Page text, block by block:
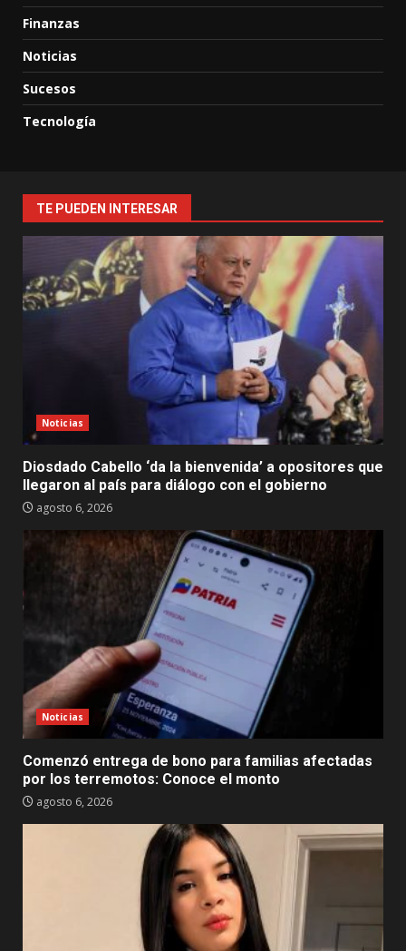
Finanzas
Noticias
Sucesos
Tecnología
TE PUEDEN INTERESAR
Noticias
Diosdado Cabello ‘da la bienvenida’ a opositores que
llegaron al país para diálogo con el gobierno
agosto 6, 2026
Noticias
Comenzó entrega de bono para familias afectadas
por los terremotos: Conoce el monto
agosto 6, 2026